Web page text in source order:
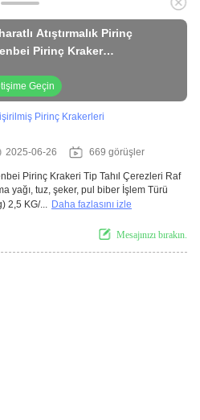
Atıştırmalık Pirinç
Pirinç Kraker
Geçin
Pirinç Krakerleri
2025-06-26 669 görüşler
Pirinç Krakeri Tip Tahıl Çerezleri Raf
yağı, tuz, şeker, pul biber İşlem Türü
2,5 KG/... Daha fazlasını izle
Mesajınızı bırakın.